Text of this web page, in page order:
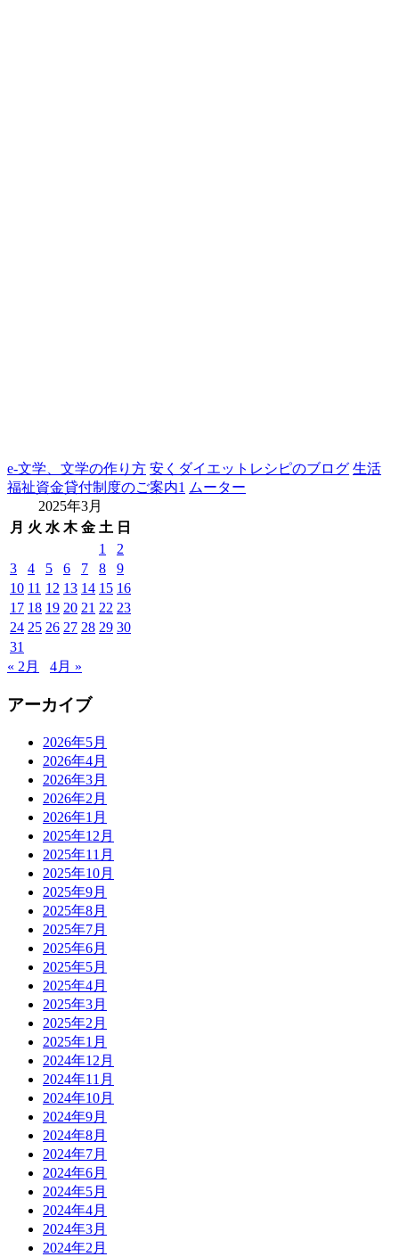
e-文学、文学の作り方 安くダイエットレシピのブログ 生活
福祉資金貸付制度のご案内1 ムーター
2025年3月
月 火 水 木 金 土 日
1
2
3
4 5 6 7 8
9
10 11 12 13 14 15 16
17 18 19 20 21 22 23
24 25 26 27 28 29 30
31
« 2月
4月 »
アーカイブ
2026年5月
2026年4月
2026年3月
2026年2月
2026年1月
2025年12月
2025年11月
2025年10月
2025年9月
2025年8月
2025年7月
2025年6月
2025年5月
2025年4月
2025年3月
2025年2月
2025年1月
2024年12月
2024年11月
2024年10月
2024年9月
2024年8月
2024年7月
2024年6月
2024年5月
2024年4月
2024年3月
2024年2月